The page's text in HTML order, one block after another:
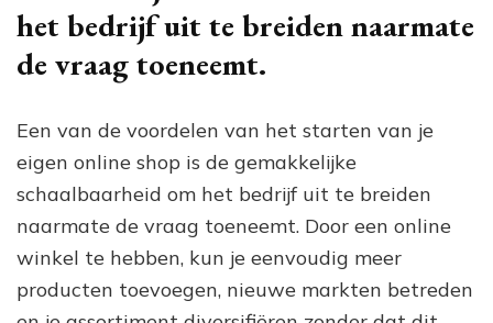
het bedrijf uit te breiden naarmate
de vraag toeneemt.
Een van de voordelen van het starten van je
eigen online shop is de gemakkelijke
schaalbaarheid om het bedrijf uit te breiden
naarmate de vraag toeneemt. Door een online
winkel te hebben, kun je eenvoudig meer
producten toevoegen, nieuwe markten betreden